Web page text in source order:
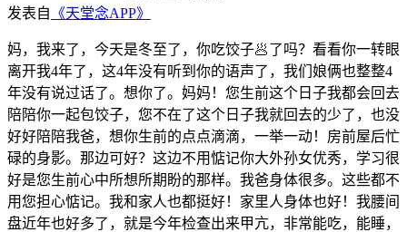
发表自 《天堂念APP》
妈，我来了，今天是冬至了，你吃饺子🥟了吗？看看你一转眼
离开我4年了，这4年没有听到你的语声了，我们娘俩也整整4
年没有说过话了。想你了。妈妈！您生前这个日子我都会回去
陪陪你一起包饺子，您不在了这个日子我就回去的少了，也没
好好陪陪我爸，想你生前的点点滴滴，一举一动！房前屋后忙
碌的身影。那边可好？这边不用惦记你大外孙女优秀，学习很
好是您生前心中所想所期盼的那样。我爸身体很多。这些都不
用您担心惦记。我和家人也都挺好！家里人身体也好！我腰间
盘近年也好多了，就是今年检查出来甲亢，非常能吃，能睡，